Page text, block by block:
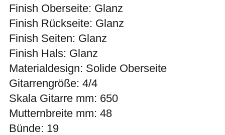
Finish Oberseite: Glanz
Finish Rückseite: Glanz
Finish Seiten: Glanz
Finish Hals: Glanz
Materialdesign: Solide Oberseite
Gitarrengröße: 4/4
Skala Gitarre mm: 650
Mutternbreite mm: 48
Bünde: 19